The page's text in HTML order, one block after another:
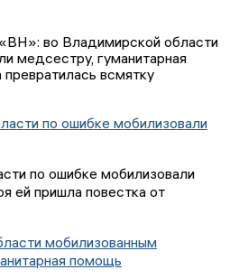
по ошибке мобилизовали
по ошибке мобилизовали
ей пришла повестка от
мобилизованным
помощь